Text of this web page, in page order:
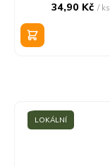
34,90 Kč/ ks
LOKÁLNÍ